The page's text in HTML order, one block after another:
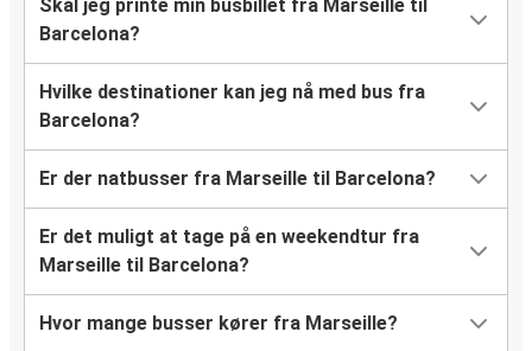
Skal jeg printe min busbillet fra Marseille til
Barcelona?
Hvilke destinationer kan jeg nå med bus fra
Barcelona?
Er der natbusser fra Marseille til Barcelona?
Er det muligt at tage på en weekendtur fra
Marseille til Barcelona?
Hvor mange busser kører fra Marseille?